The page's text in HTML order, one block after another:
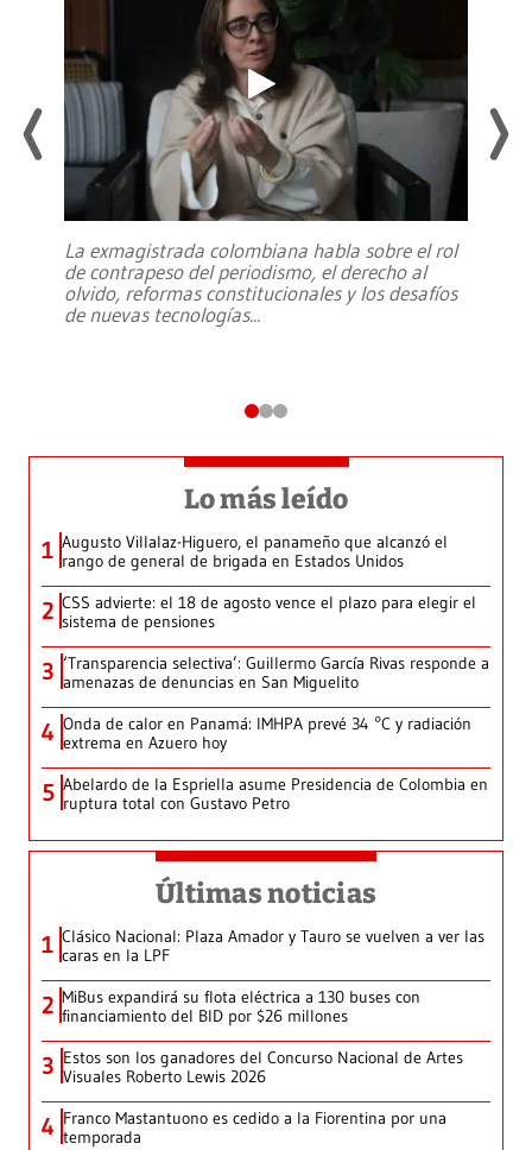
La exmagistrada colombiana habla sobre el rol
de contrapeso del periodismo, el derecho al
olvido, reformas constitucionales y los desafíos
de nuevas tecnologías...
Lo más leído
1 Augusto Villalaz-Higuero, el panameño que alcanzó el
rango de general de brigada en Estados Unidos
2 CSS advierte: el 18 de agosto vence el plazo para elegir el
sistema de pensiones
3 ‘Transparencia selectiva’: Guillermo García Rivas responde a
amenazas de denuncias en San Miguelito
4 Onda de calor en Panamá: IMHPA prevé 34 °C y radiación
extrema en Azuero hoy
5 Abelardo de la Espriella asume Presidencia de Colombia en
ruptura total con Gustavo Petro
Últimas noticias
1 Clásico Nacional: Plaza Amador y Tauro se vuelven a ver las
caras en la LPF
2 MiBus expandirá su flota eléctrica a 130 buses con
financiamiento del BID por $26 millones
3 Estos son los ganadores del Concurso Nacional de Artes
Visuales Roberto Lewis 2026
4 Franco Mastantuono es cedido a la Fiorentina por una
temporada